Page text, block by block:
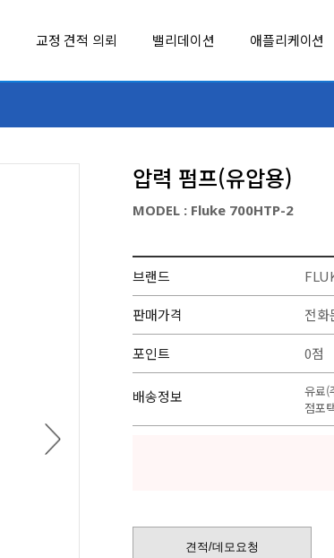
RINDUST-KIT
NK TECHNOLOGIES
RALSTON INSTRUMENTS
SOUNDWATER
SUJING
TC
TESSOL
TMI-ORION
TMI-ORION
교정 견적 의뢰 밸리데이션 애플리케이션
다
음
압력 펌프(유압용)
MODEL : Fluke 700HTP-2
브랜드
판매가격 전화
포인트 0점
배송정보
유료(
점포
견적/데모요청